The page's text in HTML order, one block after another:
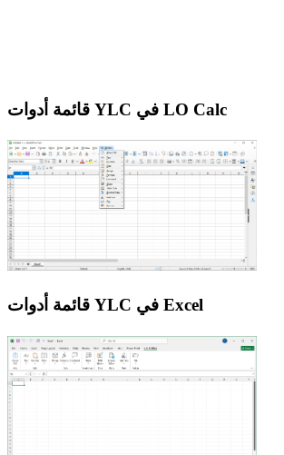
قائمة أدوات YLC في LO Calc
قائمة أدوات YLC في Excel